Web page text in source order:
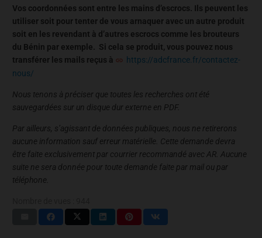
Vos coordonnées sont entre les mains d’escrocs. Ils peuvent les
utiliser soit pour tenter de vous arnaquer avec un autre produit
soit en les revendant à d’autres escrocs comme les brouteurs
du Bénin par exemple. Si cela se produit, vous pouvez nous
transférer les mails reçus à
https://adcfrance.fr/contactez-
nous/
Nous tenons à préciser que toutes les recherches ont été
sauvegardées sur un disque dur externe en PDF.
Par ailleurs, s’agissant de données publiques, nous ne retirerons
aucune information sauf erreur matérielle. Cette demande devra
être faite exclusivement par courrier recommandé avec AR. Aucune
suite ne sera donnée pour toute demande faite par mail ou par
téléphone.